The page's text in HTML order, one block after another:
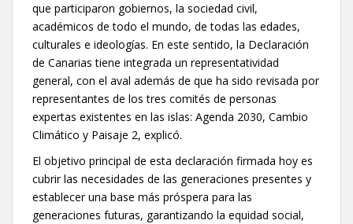
que participaron gobiernos, la sociedad civil,
académicos de todo el mundo, de todas las edades,
culturales e ideologías. En este sentido, la Declaración
de Canarias tiene integrada un representatividad
general, con el aval además de que ha sido revisada por
representantes de los tres comités de personas
expertas existentes en las islas: Agenda 2030, Cambio
Climático y Paisaje 2, explicó.
El objetivo principal de esta declaración firmada hoy es
cubrir las necesidades de las generaciones presentes y
establecer una base más próspera para las
generaciones futuras, garantizando la equidad social,